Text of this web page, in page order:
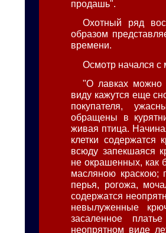
продашь".
Охотный ряд
образом
времени.
Осмотр начался с
"О лавках можно
виду кажутся еще
покупателя,
обращены в
живая птица.
клетки содержатся
всюду запекшаяся
не окрашенных, как
масляною краскою;
перья, рогожа,
содержатся
невылуженные
засаленное
неопрятном виде